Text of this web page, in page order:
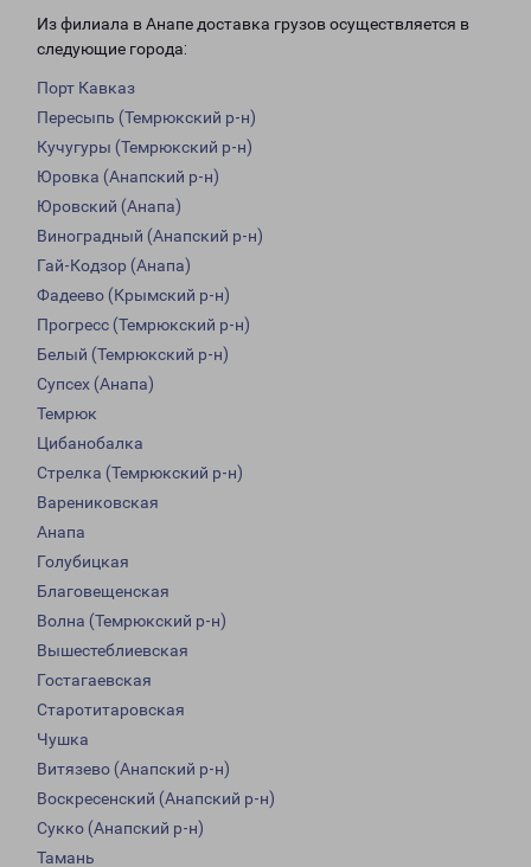
Из филиала в Анапе доставка грузов осуществляется в
следующие города:
Порт Кавказ
Пересыпь (Темрюкский р-н)
Кучугуры (Темрюкский р-н)
Юровка (Анапский р-н)
Юровский (Анапа)
Виноградный (Анапский р-н)
Гай-Кодзор (Анапа)
Фадеево (Крымский р-н)
Прогресс (Темрюкский р-н)
Белый (Темрюкский р-н)
Супсех (Анапа)
Темрюк
Цибанобалка
Стрелка (Темрюкский р-н)
Варениковская
Анапа
Голубицкая
Благовещенская
Волна (Темрюкский р-н)
Вышестеблиевская
Гостагаевская
Старотитаровская
Чушка
Витязево (Анапский р-н)
Воскресенский (Анапский р-н)
Сукко (Анапский р-н)
Тамань